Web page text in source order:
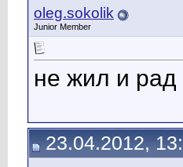
oleg.sokolik
Junior Member
не жил и рад
23.04.2012,